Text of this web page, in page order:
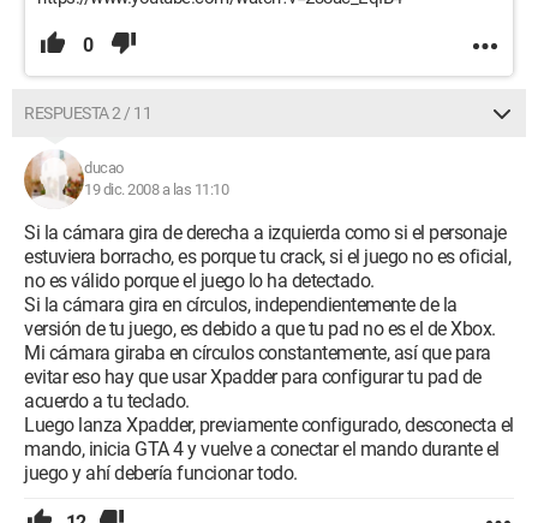
0
RESPUESTA 2 / 11
ducao
19 dic. 2008 a las 11:10
Si la cámara gira de derecha a izquierda como si el personaje
estuviera borracho, es porque tu crack, si el juego no es oficial,
no es válido porque el juego lo ha detectado.
Si la cámara gira en círculos, independientemente de la
versión de tu juego, es debido a que tu pad no es el de Xbox.
Mi cámara giraba en círculos constantemente, así que para
evitar eso hay que usar Xpadder para configurar tu pad de
acuerdo a tu teclado.
Luego lanza Xpadder, previamente configurado, desconecta el
mando, inicia GTA 4 y vuelve a conectar el mando durante el
juego y ahí debería funcionar todo.